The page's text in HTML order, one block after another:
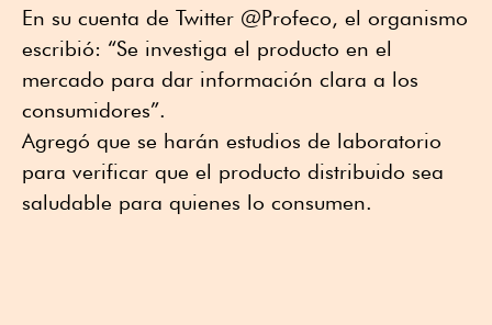
En su cuenta de Twitter @Profeco, el organismo
escribió: “Se investiga el producto en el
mercado para dar información clara a los
consumidores”.
Agregó que se harán estudios de laboratorio
para verificar que el producto distribuido sea
saludable para quienes lo consumen.